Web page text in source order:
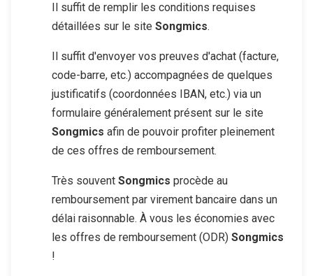
Il suffit de remplir les conditions requises
détaillées sur le site Songmics.
Il suffit d'envoyer vos preuves d'achat (facture,
code-barre, etc.) accompagnées de quelques
justificatifs (coordonnées IBAN, etc.) via un
formulaire généralement présent sur le site
Songmics afin de pouvoir profiter pleinement
de ces offres de remboursement.
Très souvent Songmics procède au
remboursement par virement bancaire dans un
délai raisonnable. À vous les économies avec
les offres de remboursement (ODR) Songmics
!